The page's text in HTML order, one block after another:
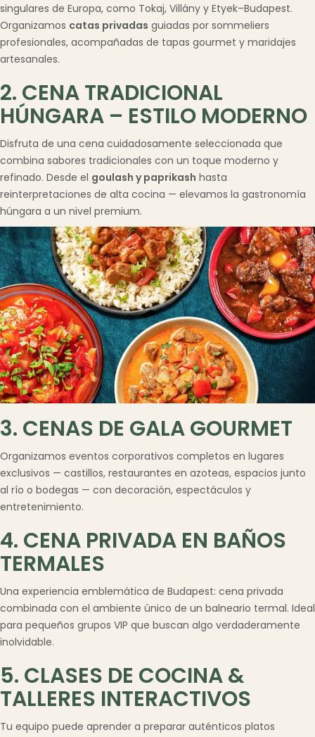
singulares de Europa, como Tokaj, Villány y Etyek–Budapest.
Organizamos catas privadas guiadas por sommeliers
profesionales, acompañadas de tapas gourmet y maridajes
artesanales.
2. CENA TRADICIONAL
HÚNGARA – ESTILO MODERNO
Disfruta de una cena cuidadosamente seleccionada que
combina sabores tradicionales con un toque moderno y
refinado. Desde el goulash y paprikash hasta
reinterpretaciones de alta cocina — elevamos la gastronomía
húngara a un nivel premium.
3. CENAS DE GALA GOURMET
Organizamos eventos corporativos completos en lugares
exclusivos — castillos, restaurantes en azoteas, espacios junto
al río o bodegas — con decoración, espectáculos y
entretenimiento.
4. CENA PRIVADA EN BAÑOS
TERMALES
Una experiencia emblemática de Budapest: cena privada
combinada con el ambiente único de un balneario termal. Ideal
para pequeños grupos VIP que buscan algo verdaderamente
inolvidable.
5. CLASES DE COCINA &
TALLERES INTERACTIVOS
Tu equipo puede aprender a preparar auténticos platos